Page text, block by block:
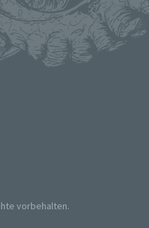
vorbehalten.